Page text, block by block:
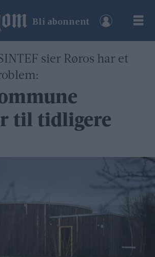
Bli abonnent
sier Røros har et
til tidligere